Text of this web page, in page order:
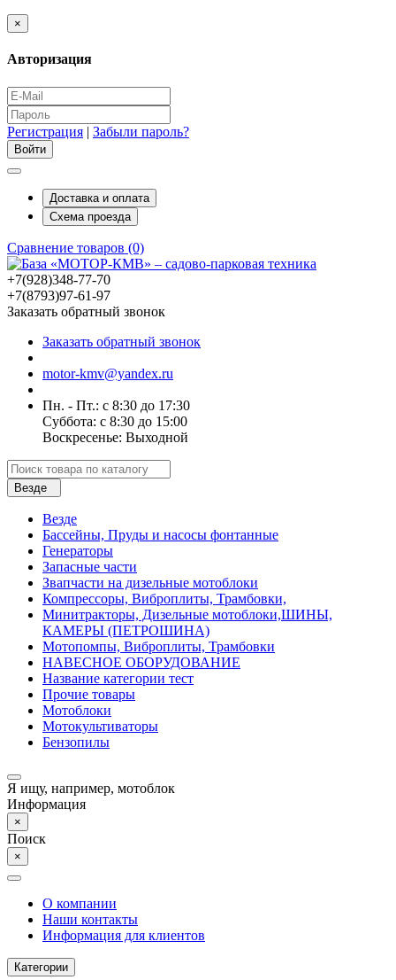
×
Авторизация
Регистрация | Забыли пароль?
Доставка и оплата
Схема проезда
Сравнение товаров (0)
+7(928)348-77-70
+7(8793)97-61-97
Заказать обратный звонок
Заказать обратный звонок
motor-kmv@yandex.ru
Пн. - Пт.: с 8:30 до 17:30
Суббота: с 8:30 до 15:00
Воскресенье: Выходной
Везде
Везде
Бассейны, Пруды и насосы фонтанные
Генераторы
Запасные части
Звапчасти на дизельные мотоблоки
Компрессоры, Виброплиты, Трамбовки,
Минитракторы, Дизельные мотоблоки,ШИНЫ,
КАМЕРЫ (ПЕТРОШИНА)
Мотопомпы, Виброплиты, Трамбовки
НАВЕСНОЕ ОБОРУДОВАНИЕ
Название категории тест
Прочие товары
Мотоблоки
Мотокультиваторы
Бензопилы
Я ищу, например, мотоблок
Информация
×
Поиск
×
О компании
Наши контакты
Информация для клиентов
Категории